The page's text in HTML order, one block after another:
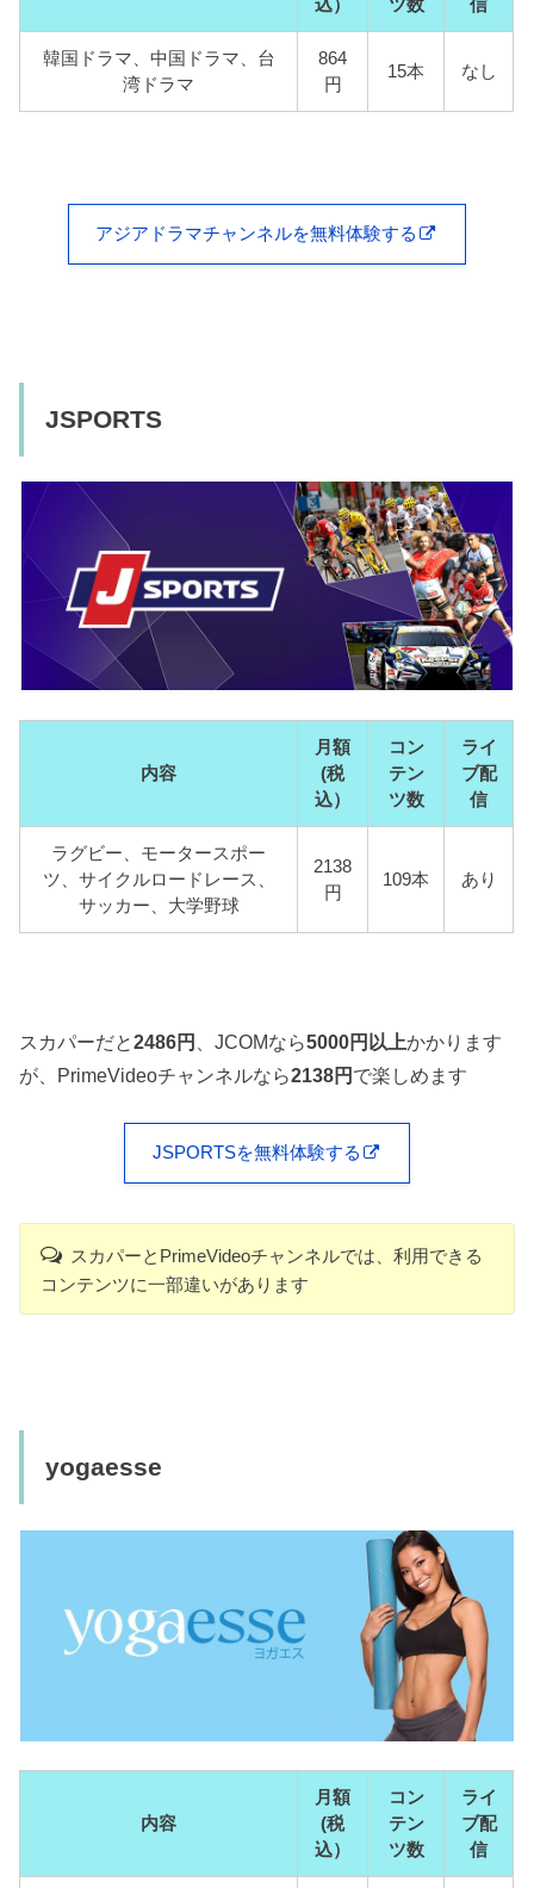
込） ツ数 信
韓国ドラマ、中国ドラマ、台
湾ドラマ
864
円
15本 なし
アジアドラマチャンネルを無料体験する
JSPORTS
内容
月額
(税
込）
コン
テン
ツ数
ライ
ブ配
信
ラグビー、モータースポー
ツ、サイクルロードレース、
サッカー、大学野球
2138
円
109本 あり
スカパーだと2486円 、JCOMなら5000円以上かかります
が、PrimeVideoチャンネルなら2138円 で楽しめます
JSPORTSを無料体験する
スカパーとPrimeVideoチャンネルでは、利用できる
コンテンツに一部違いがあります
yogaesse
内容
月額
(税
込）
コン
テン
ツ数
ライ
ブ配
信